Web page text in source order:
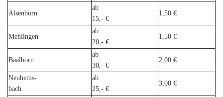
Alsenborn
ab
15,- €
1,50 €
Mehlingen
ab
20,- €
1,50 €
Baalborn
ab
30,- €
2,00 €
Neuhems-
bach
ab
25,- €
3,00 €